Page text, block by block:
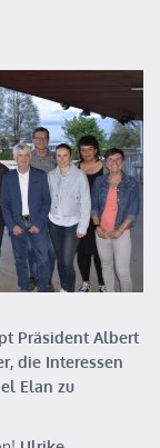
Präsident Albert
die Interessen
Elan zu